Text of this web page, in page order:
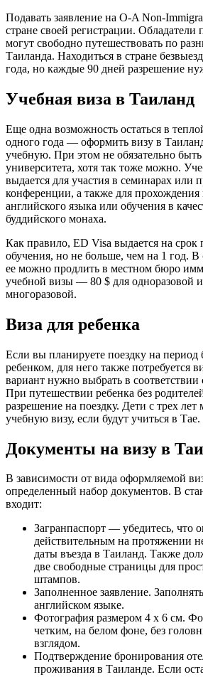
Подавать заявление на O-A Non-
стране своей регистрации.
могут свободно путешествовать по
Таиланда. Находиться в стране
года, но каждые 90 дней разрешение
Учебная виза в Таиланд
Еще одна возможность остаться в
одного года — оформить визу в
учебную. При этом не обязательно быть
университета, хотя так тоже можно.
выдается для участия в семинарах или
конференции, а также для прохождения
английского языка или обучения в
буддийского монаха.
Как правило, ED Visa выдается на срок
обучения, но не больше, чем на 1 год. В
ее можно продлить в местном бюро
учебной визы — 80 $ для одноразовой
многоразовой.
Виза для ребенка
Если вы планируете поездку на период
ребенком, для него также потребуется
вариант нужно выбрать в соответствии
При путешествии ребенка без
разрешение на поездку. Дети с трех лет
учебную визу, если будут учиться в Тае.
Документы на визу в
В зависимости от вида оформляемой
определенный набор документов. В
входит:
Загранпаспорт — убедитесь, что
действительным на протяжении
даты въезда в Таиланд. Также
две свободные страницы для
штампов.
Заполненное заявление.
английском языке.
Фотография размером 4 х 6 см.
четким, на белом фоне, без
взглядом.
Подтверждение бронирования
проживания в Таиланде. Если